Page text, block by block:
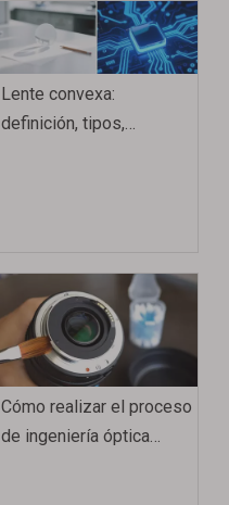
Lente convexa:
definición, tipos,
Cómo realizar el proceso
de ingeniería óptica